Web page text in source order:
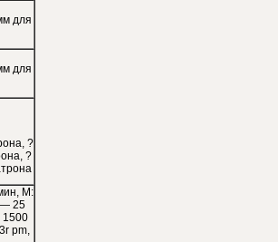
для
для
?
?
M:
— 25
1500
pm,